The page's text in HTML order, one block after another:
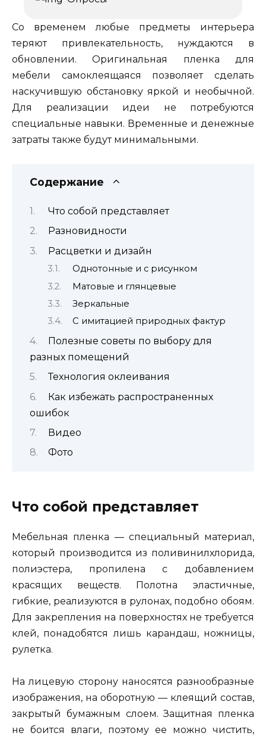
Со временем любые предметы интерьера
теряют привлекательность, нуждаются в
обновлении. Оригинальная пленка для
мебели самоклеящаяся позволяет сделать
наскучившую обстановку яркой и необычной.
Для реализации идеи не потребуются
специальные навыки. Временные и денежные
затраты также будут минимальными.
Содержание
Что собой представляет
Разновидности
Расцветки и дизайн
Однотонные и с рисунком
Матовые и глянцевые
Зеркальные
С имитацией природных фактур
Полезные советы по выбору для
разных помещений
Технология оклеивания
Как избежать распространенных
ошибок
Видео
Фото
Что собой представляет
Мебельная пленка — специальный материал,
который производится из поливинилхлорида,
полиэстера, пропилена с добавлением
красящих веществ. Полотна эластичные,
гибкие, реализуются в рулонах, подобно обоям.
Для закрепления на поверхностях не требуется
клей, понадобятся лишь карандаш, ножницы,
рулетка.
На лицевую сторону наносятся разнообразные
изображения, на оборотную — клеящий состав,
закрытый бумажным слоем. Защитная пленка
не боится влаги, поэтому ее можно чистить,